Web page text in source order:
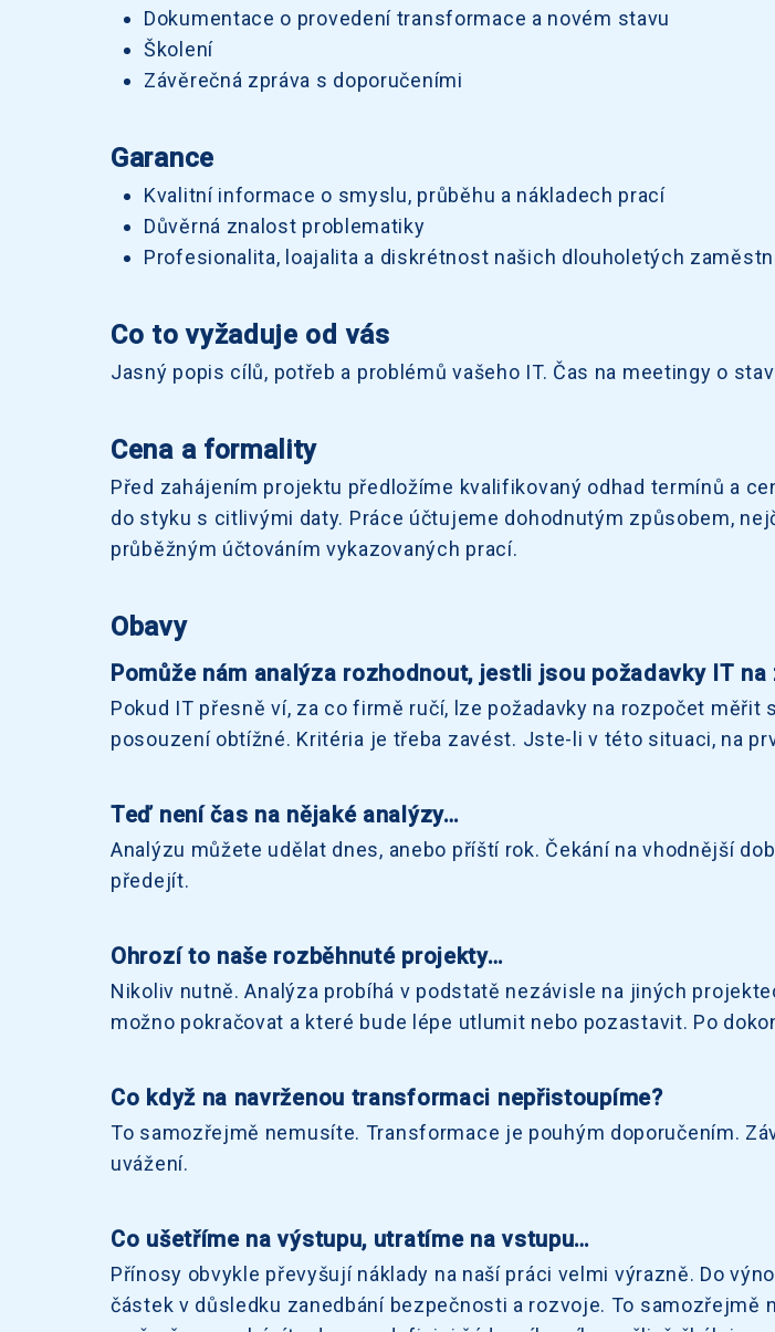
Dokumentace o provedení transformace a novém stavu
Školení
Závěrečná zpráva s doporučeními
Garance
Kvalitní informace o smyslu, průběhu a nákladech prací
Důvěrná znalost problematiky
Profesionalita, loajalita a diskrétnost našich dlouholetých
Co to vyžaduje od vás
Jasný popis cílů, potřeb a problémů vašeho IT. Čas na meetingy o
Cena a formality
Před zahájením projektu předložíme kvalifikovaný odhad termínů a
do styku s citlivými daty. Práce účtujeme dohodnutým způsobem,
průběžným účtováním vykazovaných prací.
Obavy
Pomůže nám analýza rozhodnout, jestli jsou požadavky IT
Pokud IT přesně ví, za co firmě ručí, lze požadavky na rozpočet
posouzení obtížné. Kritéria je třeba zavést. Jste-li v této situaci, na
Teď není čas na nějaké analýzy…
Analýzu můžete udělat dnes, anebo příští rok. Čekání na vhodnější
předejít.
Ohrozí to naše rozběhnuté projekty…
Nikoliv nutně. Analýza probíhá v podstatě nezávisle na jiných
možno pokračovat a které bude lépe utlumit nebo pozastavit. Po
Co když na navrženou transformaci nepřistoupíme?
To samozřejmě nemusíte. Transformace je pouhým doporučením.
uvážení.
Co ušetříme na výstupu, utratíme na vstupu…
Přínosy obvykle převyšují náklady na naší práci velmi výrazně. Do
částek v důsledku zanedbání bezpečnosti a rozvoje. To samozřejmě